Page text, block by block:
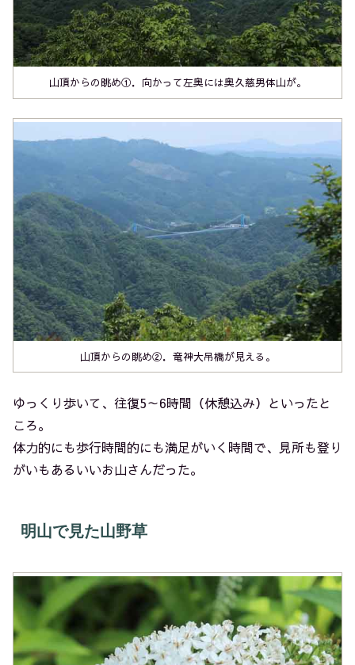
山頂からの眺め①．向かって左奥には奥久慈男体山が。
山頂からの眺め②．竜神大吊橋が見える。
ゆっくり歩いて、往復5～6時間（休憩込み）といったと
ころ。
体力的にも歩行時間的にも満足がいく時間で、見所も登り
がいもあるいいお山さんだった。
明山で見た山野草